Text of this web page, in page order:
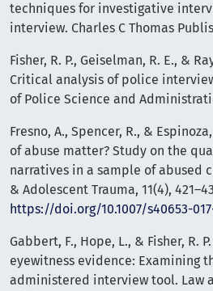
techniques for investigative
interview. Charles C Thomas
Fisher, R. P., Geiselman, R. E., &
Critical analysis of police
of Police Science and
Fresno, A., Spencer, R., &
of abuse matter? Study on the
narratives in a sample of abused
& Adolescent Trauma, 11(4),
https://doi.org/10.1007/s40653-
Gabbert, F., Hope, L., & Fisher, R.
eyewitness evidence: Examining
administered interview tool. Law